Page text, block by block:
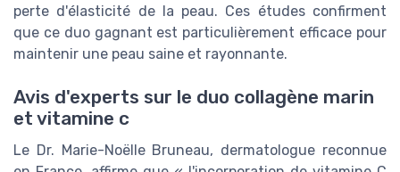
perte d'élasticité de la peau. Ces études confirment
que ce duo gagnant est particulièrement efficace pour
maintenir une peau saine et rayonnante.
Avis d'experts sur le duo collagène marin
et vitamine c
Le Dr. Marie-Noëlle Bruneau, dermatologue reconnue